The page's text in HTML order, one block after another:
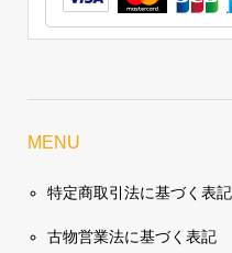
MENU
特定商取引法に基づく表記
古物営業法に基づく表記